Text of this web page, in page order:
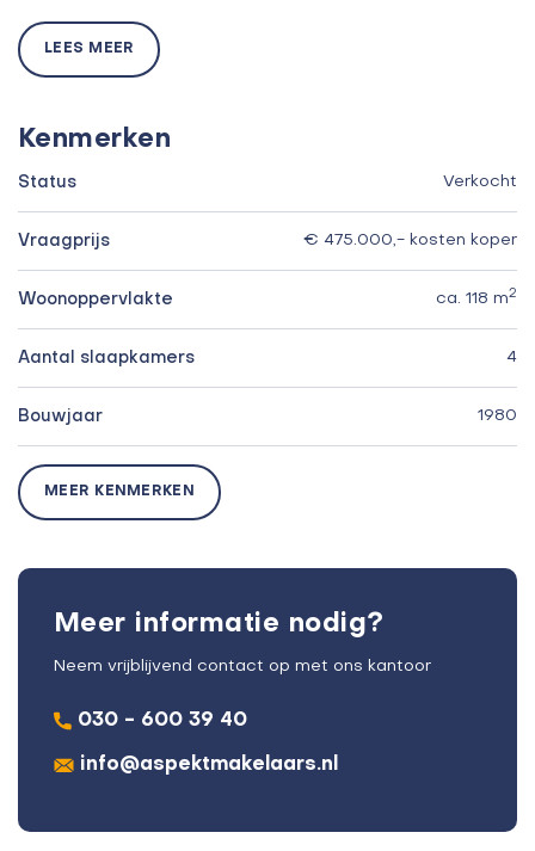
LEES MEER
Kenmerken
Status Verkocht
Vraagprijs € 475.000,- kosten koper
Woonoppervlakte ca. 118 m2
Aantal slaapkamers 4
Bouwjaar 1980
MEER KENMERKEN
Meer informatie nodig?
Neem vrijblijvend contact op met ons kantoor
030 - 600 39 40
info@aspektmakelaars.nl